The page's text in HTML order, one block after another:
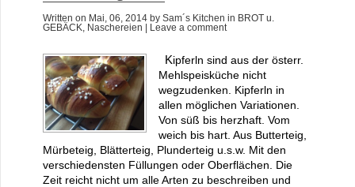
Written on Mai, 06, 2014 by Sam´s Kitchen in BROT u.
GEBÄCK, Naschereien | Leave a comment
Kipferln sind aus der österr.
Mehlspeisküche nicht
wegzudenken. Kipferln in
allen möglichen Variationen.
Von süß bis herzhaft. Vom
weich bis hart. Aus Butterteig,
Mürbeteig, Blätterteig, Plunderteig u.s.w. Mit den
verschiedensten Füllungen oder Oberflächen. Die
Zeit reicht nicht um alle Arten zu beschreiben und